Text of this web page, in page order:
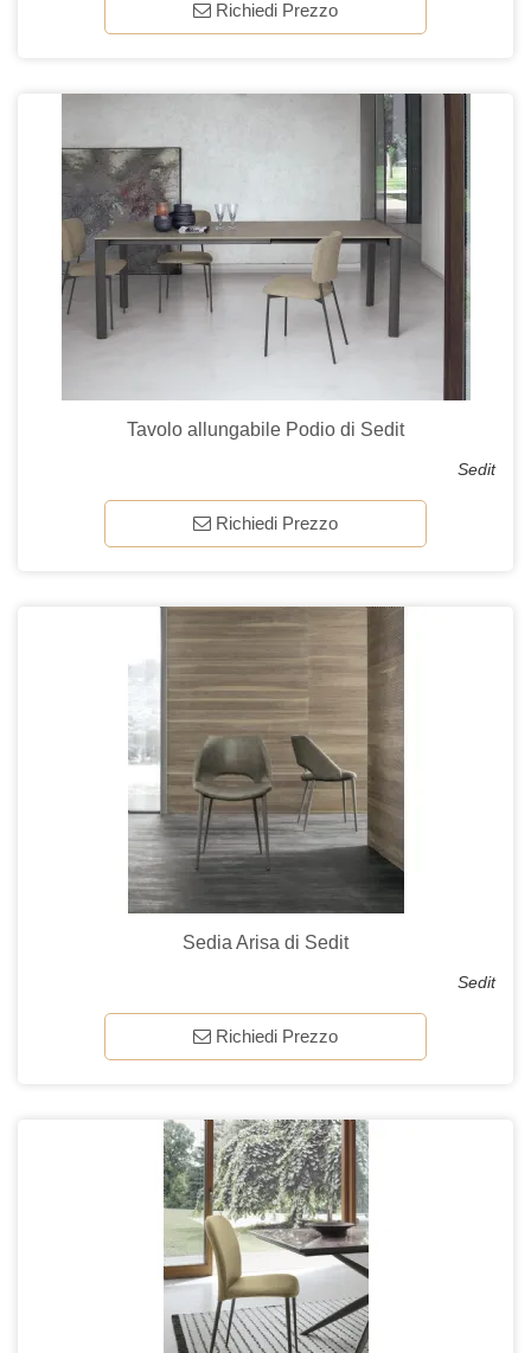
Richiedi Prezzo
Tavolo allungabile Podio di Sedit
Sedit
Richiedi Prezzo
Sedia Arisa di Sedit
Sedit
Richiedi Prezzo